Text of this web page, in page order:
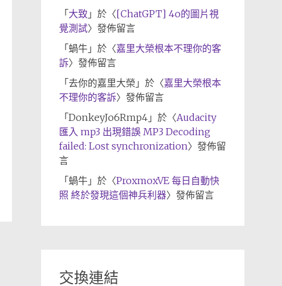
「 大致 」於〈[ChatGPT] 4o的圖片視
覺測試〉發佈留言
「 蝸牛」於〈嘉里大榮根本不理你的客
訴〉發佈留言
「 去你的嘉里大榮 」於〈嘉里大榮根本
不理你的客訴〉發佈留言
「 DonkeyJo6Rmp4」於〈Audacity
匯入 mp3 出現錯誤 MP3 Decoding
failed: Lost synchronization〉發佈留
言
「 蝸牛」於〈ProxmoxVE 每日自動快
照 終於發現這個神兵利器〉發佈留言
交換連結